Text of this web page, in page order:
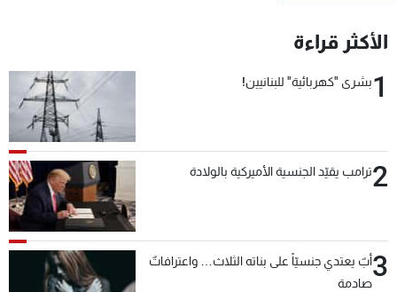
الأكثر قراءة
1بشرى "كهربائية" للبنانيين!
2ترامب يقيّد الجنسية الأميركية بالولادة
3أبٌ يعتدي جنسيّاً على بناته الثلاث… واعترافاتٌ
صادمة
الإنـتـاج